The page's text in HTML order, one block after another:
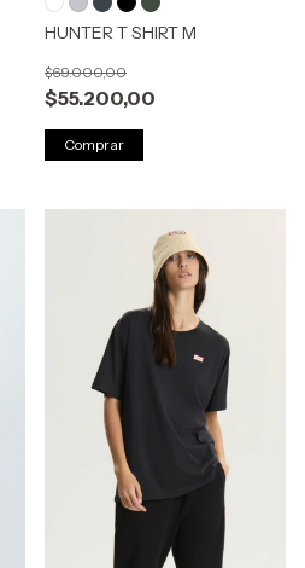
HUNTER T SHIRT M
$55.200,00
$69.000,00
Comprar